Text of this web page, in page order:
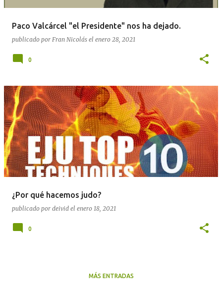
Paco Valcárcel "el Presidente" nos ha dejado.
publicado por Fran Nicolás el enero 28, 2021
0
¿Por qué hacemos judo?
publicado por deivid el enero 18, 2021
0
MÁS ENTRADAS